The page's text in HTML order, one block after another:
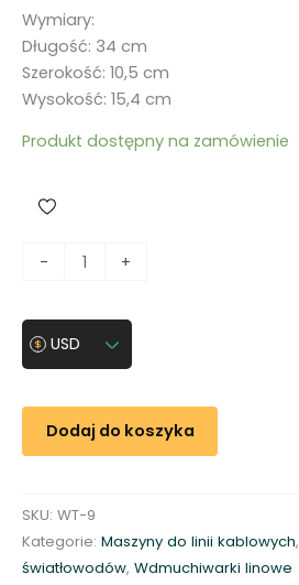
Wymiary:
Długość: 34 cm
Szerokość: 10,5 cm
Wysokość: 15,4 cm
Produkt dostępny na zamówienie
-
ć
d
h
i
w
+
USD
Dodaj do koszyka
SKU: WT-9
Kategorie: Maszyny do linii kablowych,
światłowodów, Wdmuchiwarki linowe